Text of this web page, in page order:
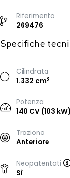
Riferimento
269476
Specifiche
Cilindrata
1.332 cm3
Potenza
140 CV (103 kW)
Trazione
Anteriore
Neopatentati
Sì